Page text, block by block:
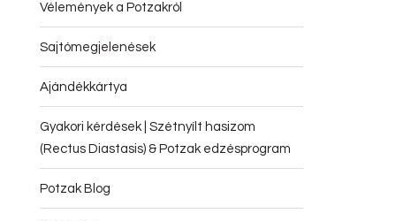
Vélemények a Potzakról
Sajtómegjelenések
Ajándékkártya
Gyakori kérdések | Szétnyílt hasizom
(Rectus Diastasis) & Potzak edzésprogram
Potzak Blog